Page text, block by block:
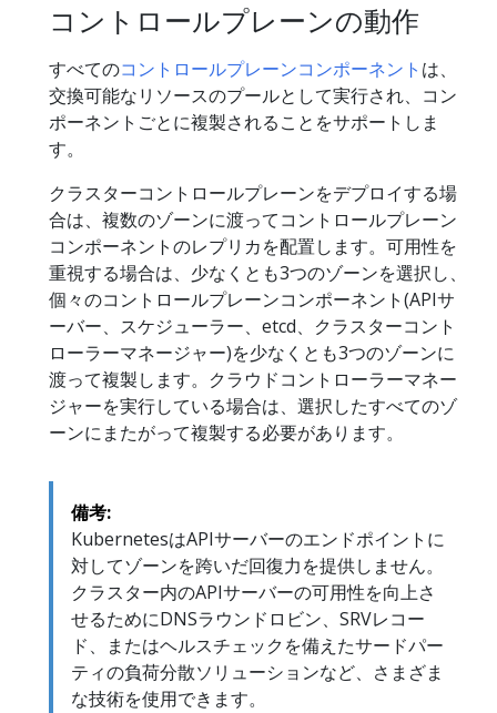
コントロールプレーンの動作
すべてのコントロールプレーンコンポーネント は、
交換可能なリソースのプールとして実行され、コン
ポーネントごとに複製されることをサポートしま
す。
クラスターコントロールプレーンをデプロイする場
合は、複数のゾーンに渡ってコントロールプレーン
コンポーネントのレプリカを配置します。可用性を
重視する場合は、少なくとも3つのゾーンを選択し、
個々のコントロールプレーンコンポーネント(APIサ
ーバー、スケジューラー、etcd、クラスターコント
ローラーマネージャー)を少なくとも3つのゾーンに
渡って複製します。クラウドコントローラーマネー
ジャーを実行している場合は、選択したすべてのゾ
ーンにまたがって複製する必要があります。
備考:
KubernetesはAPIサーバーのエンドポイントに
対してゾーンを跨いだ回復力を提供しません。
クラスター内のAPIサーバーの可用性を向上さ
せるためにDNSラウンドロビン、SRVレコー
ド、またはヘルスチェックを備えたサードパー
ティの負荷分散ソリューションなど、さまざま
な技術を使用できます。